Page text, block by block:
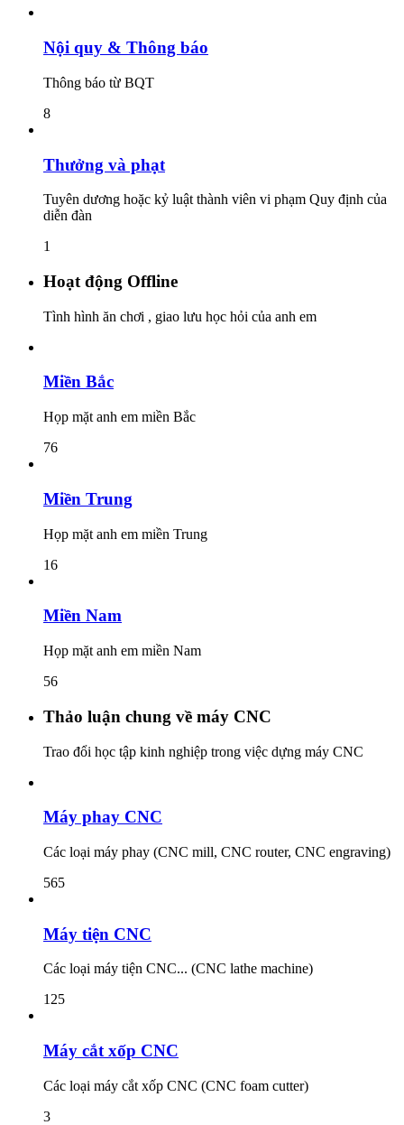
Nội quy & Thông báo
Thông báo từ BQT
8
Thưởng và phạt
Tuyên dương hoặc kỷ luật thành viên vi phạm Quy định của
diễn đàn
1
Hoạt động Offline
Tình hình ăn chơi , giao lưu học hỏi của anh em
Miền Bắc
Họp mặt anh em miền Bắc
76
Miền Trung
Họp mặt anh em miền Trung
16
Miền Nam
Họp mặt anh em miền Nam
56
Thảo luận chung về máy CNC
Trao đổi học tập kinh nghiệp trong việc dựng máy CNC
Máy phay CNC
Các loại máy phay (CNC mill, CNC router, CNC engraving)
565
Máy tiện CNC
Các loại máy tiện CNC... (CNC lathe machine)
125
Máy cắt xốp CNC
Các loại máy cắt xốp CNC (CNC foam cutter)
3